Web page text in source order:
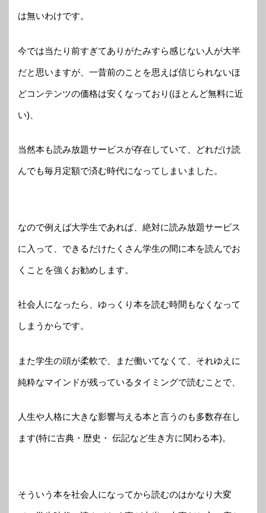
は無いわけです。
今では当たり前すぎてありがたみすら感じない人が大半
だと思いますが、一昔前のことを思えば信じられないほ
どコンテンツの価格は安くなっており(ほとんど無料に近
い)、
当然本も読み放題サービスが存在していて、どれだけ読
んでも毎月定額で済む時代になってしまいました。
なので例えば大学生であれば、絶対に読み放題サービス
に入って、できるだけたくさん学生の間に本を読んでお
くことを強くお勧めします。
社会人になったら、ゆっくり本を読む時間もなくなって
しまうからです。
また学生の頭が柔軟で、まだ働いてなくて、それゆえに
純粋なマインドが残っているタイミングで読むことで、
人生や人格に大きな影響与える本と言うのも多数存在し
ます(特に古典・歴史・ 伝記など生き方に関わる本)。
そういう本を社会人になってから読むのはかなり大変